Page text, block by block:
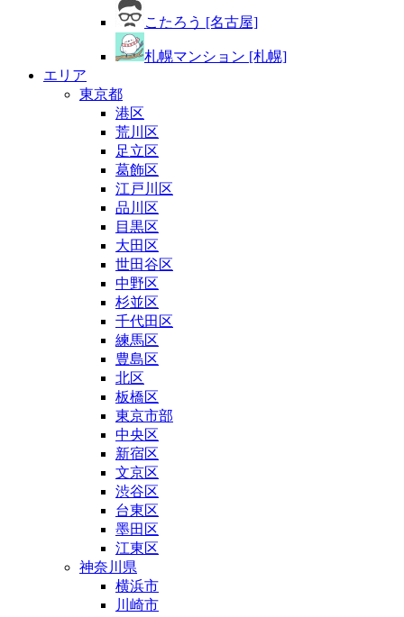
こたろう [名古屋]
札幌マンション [札幌]
エリア
東京都
港区
荒川区
足立区
葛飾区
江戸川区
品川区
目黒区
大田区
世田谷区
中野区
杉並区
千代田区
練馬区
豊島区
北区
板橋区
東京市部
中央区
新宿区
文京区
渋谷区
台東区
墨田区
江東区
神奈川県
横浜市
川崎市